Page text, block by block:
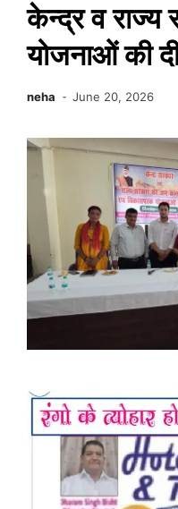
केन्द्र व राज्य
योजनाओं की
neha June 20, 2026